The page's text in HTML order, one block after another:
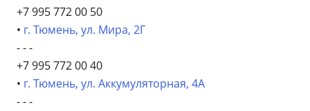
+7 995 772 00 50
• г. Тюмень, ул. Мира, 2Г
- - -
+7 995 772 00 40
• г. Тюмень, ул. Аккумуляторная, 4А
- - -